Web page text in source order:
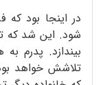
در اینجا بود که
شود. این شد که
بیندازد. پدرم
تلاشش خواهد